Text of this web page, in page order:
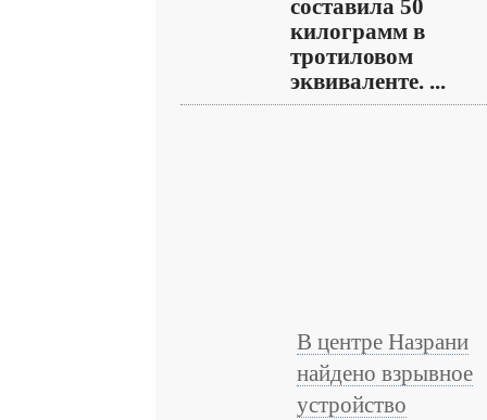
составила 50
килограмм в
тротиловом
эквиваленте. ...
В центре Назрани
найдено взрывное
устройство